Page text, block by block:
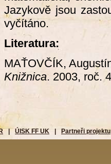
Jazykově jsou
vyčítáno.
Literatura:
MAŤOVČÍK,
Knižnica. 2003, roč.
ÚISK FF UK Partneři projektu